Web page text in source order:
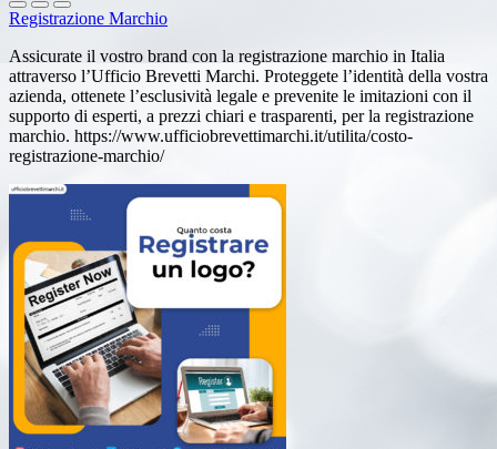
Registrazione Marchio
Assicurate il vostro brand con la registrazione marchio in Italia
attraverso l’Ufficio Brevetti Marchi. Proteggete l’identità della vostra
azienda, ottenete l’esclusività legale e prevenite le imitazioni con il
supporto di esperti, a prezzi chiari e trasparenti, per la registrazione
marchio. https://www.ufficiobrevettimarchi.it/utilita/costo-
registrazione-marchio/